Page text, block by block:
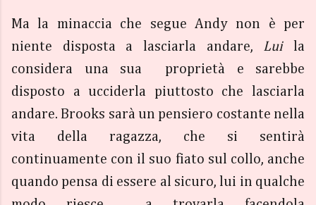
Ma la minaccia che segue Andy non è per
niente disposta a lasciarla andare, Lui la
considera una sua proprietà e sarebbe
disposto a ucciderla piuttosto che lasciarla
andare. Brooks sarà un pensiero costante nella
vita della ragazza, che si sentirà
continuamente con il suo fiato sul collo, anche
quando pensa di essere al sicuro, lui in qualche